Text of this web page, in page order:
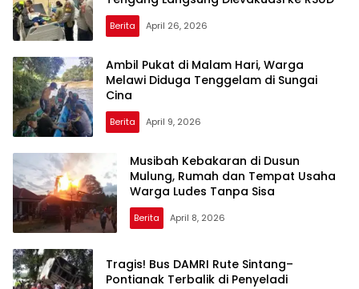
Berita April 26, 2026
Ambil Pukat di Malam Hari, Warga
Melawi Diduga Tenggelam di Sungai
Cina
Berita April 9, 2026
Musibah Kebakaran di Dusun
Mulung, Rumah dan Tempat Usaha
Warga Ludes Tanpa Sisa
Berita April 8, 2026
Tragis! Bus DAMRI Rute Sintang–
Pontianak Terbalik di Penyeladi